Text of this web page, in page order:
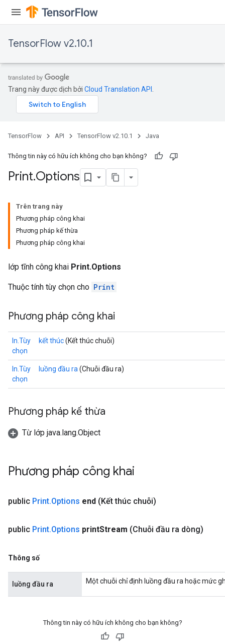
TensorFlow v2.10.1
Trang này được dịch bởi Cloud Translation API
TensorFlow API TensorFlow v2.10.1 Java
Thông tin này có hữu ích không cho bạn không?
Print.Options
Trên trang này
Phương pháp công khai
Phương pháp kế thừa
Phương pháp công khai
lớp tĩnh công khai Print.Options
Thuộc tính tùy chọn cho Print
Phương pháp công khai
In.Tùy
chọn
kết thúc(Kết thúc chuỗi)
In.Tùy
chọn
luồng đầu ra (Chuỗi đầu ra)
Phương pháp kế thừa
Từ lớp java.lang.Object
Phương pháp công khai
public Print.Options end (Kết thúc chuỗi)
public Print.Options printStream (Chuỗi đầu ra dòng)
Thông số
luồng đầu ra Một chuỗi chỉ định luồng đầu ra hoặc mức
Thông tin này có hữu ích không cho bạn không?